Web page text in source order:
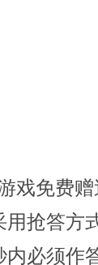
免费赠
答方式
须作答